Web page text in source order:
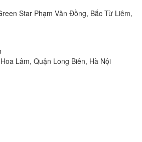
Star Phạm Văn Đồng, Bắc Từ Liêm,
Lâm, Quận Long Biên, Hà Nội